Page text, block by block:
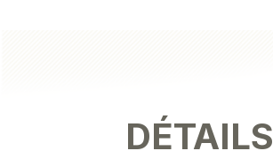
DÉTAILS